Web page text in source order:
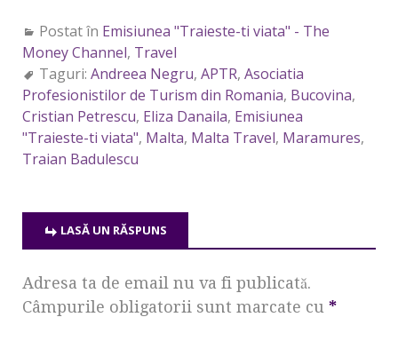
Postat în Emisiunea "Traieste-ti viata" - The
Money Channel, Travel
Taguri: Andreea Negru, APTR, Asociatia
Profesionistilor de Turism din Romania, Bucovina,
Cristian Petrescu, Eliza Danaila, Emisiunea
"Traieste-ti viata", Malta, Malta Travel, Maramures,
Traian Badulescu
LASĂ UN RĂSPUNS
Adresa ta de email nu va fi publicată.
Câmpurile obligatorii sunt marcate cu *